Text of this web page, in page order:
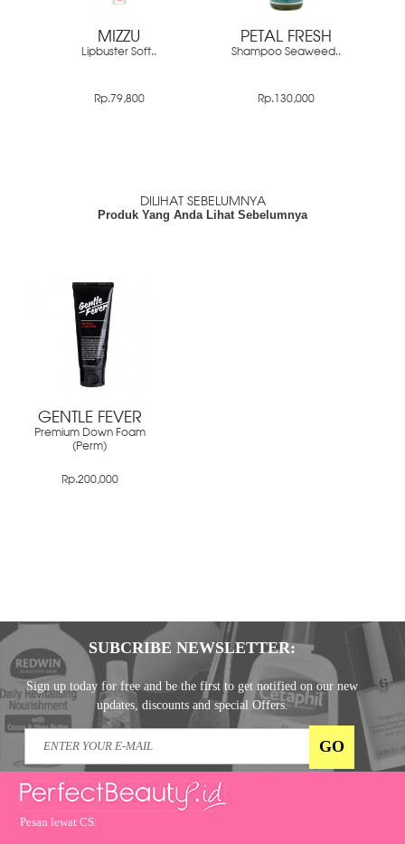
MIZZU
Lipbuster Soft..
Rp.79,800
PETAL FRESH
Shampoo Seaweed..
Rp.130,000
DILIHAT SEBELUMNYA
Produk Yang Anda Lihat Sebelumnya
GENTLE FEVER
Premium Down Foam
(Perm)
Rp.200,000
SUBCRIBE NEWSLETTER:
Sign up today for free and be the first to get notified on our new
updates, discounts and special Offers.
Pesan lewat CS: